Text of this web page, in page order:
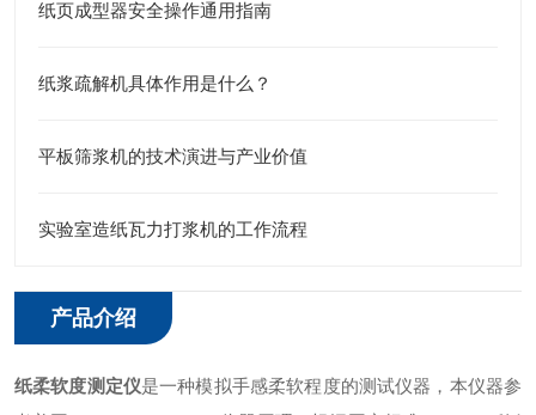
纸页成型器安全操作通用指南
纸浆疏解机具体作用是什么？
平板筛浆机的技术演进与产业价值
实验室造纸瓦力打浆机的工作流程
产品介绍
纸柔软度测定仪是一种模拟手感柔软程度的测试仪器，本仪器参